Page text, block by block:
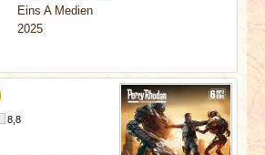
Eins A Medien
2025
8,8